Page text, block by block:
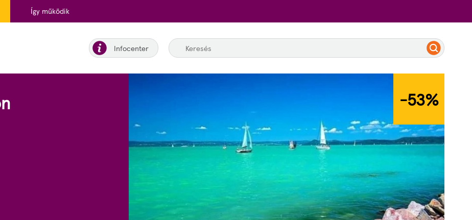
Így működik
Infocenter
-53%